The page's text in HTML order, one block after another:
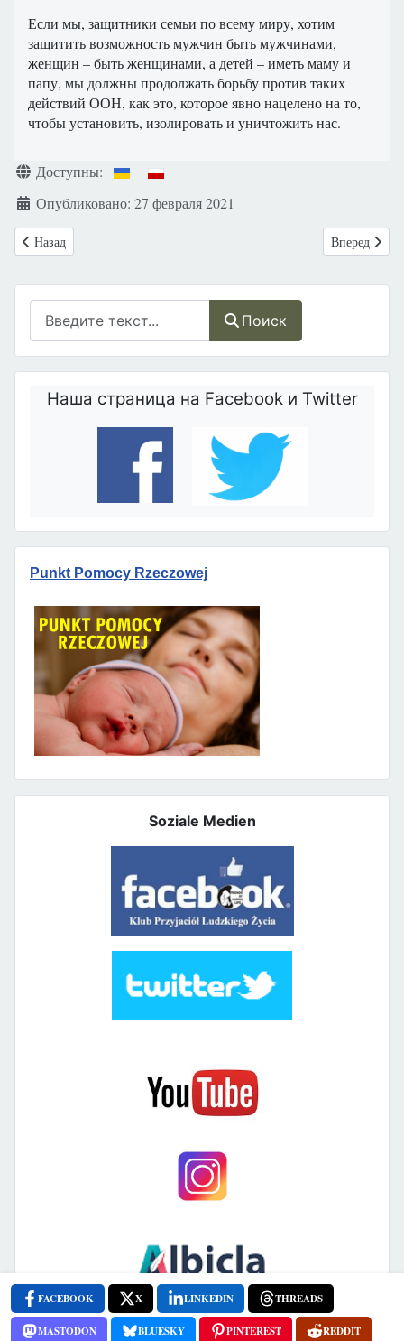
Поиск
Наша страница на Facebook и Twitter
Punkt Pomocy Rzeczowej
Soziale Medien
Если мы, защитники семьи по всему миру, хотим
защитить возможность мужчин быть мужчинами,
женщин – быть женщинами, а детей – иметь маму и
папу, мы должны продолжать борьбу против таких
действий ООН, как это, которое явно нацелено на то,
чтобы установить, изолировать и уничтожить нас.
FACEBOOK X LINKEDIN THREADS
MASTODON BLUESKY PINTEREST REDDIT
Информация о материале
Доступны:
Опубликовано: 27 февраля 2021
Предыдущий: Россия: Цензура в соцсетях: вопреки Конституции,
Назад Следующий:
Вперед